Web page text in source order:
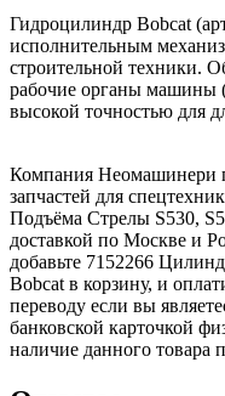
Гидроцилиндр Bobcat
исполнительным
строительной техники.
рабочие органы машины
высокой точностью для
Компания Неомашинери
запчастей для
Подъёма Стрелы S530,
доставкой по Москве и
добавьте 7152266
Bobcat в корзину, и
переводу если вы
банковской карточкой
наличие данного товара